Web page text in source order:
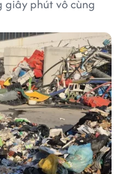
phút vô cùng